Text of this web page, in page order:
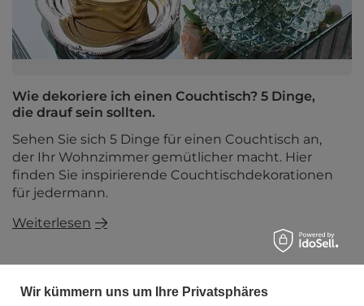
Wie dekoriere ich einen Couchtisch? 5 Dinge,
die drauf sein sollten.
Sehen Sie sich 5 Dinge für einen Couchtisch an,
der Ihr Wohnzimmer gemütlicher macht. Hier
finden Sie inspirierende Couchtischdekorationen
für jedermann.
Weiterlesen
Wir kümmern uns um Ihre Privatsphäres